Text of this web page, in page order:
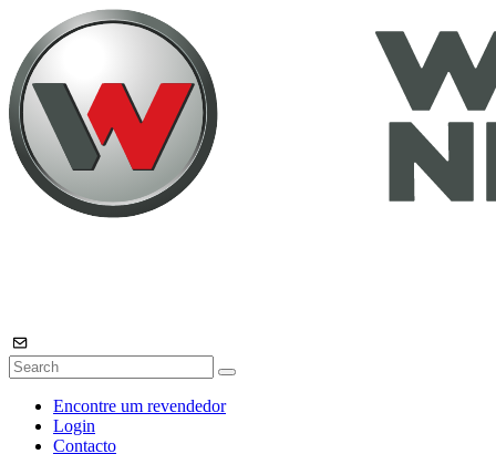
Encontre um revendedor
Login
Contacto